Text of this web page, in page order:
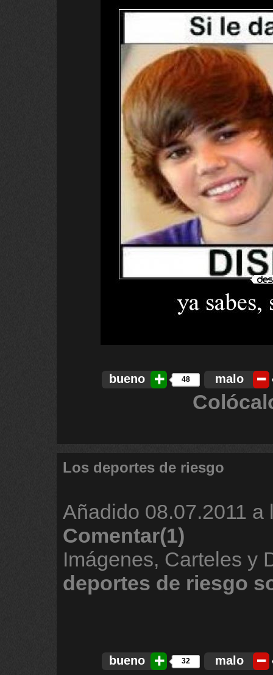
bueno 48 malo
Los deportes de riesgo
Añadido 08.07.2011 a
Comentar(1)
Imágenes, Carteles y
deportes de riesgo
bueno 32 malo